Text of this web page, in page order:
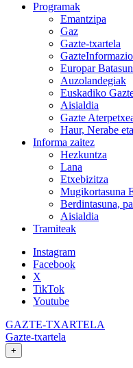
Programak
Emantzipa
Gaz
Gazte-txartela
Europar
Auzolandegiak
Euskadiko
Aisialdia
Gazte
Haur, Nerabe
Informa zaitez
Hezkuntza
Lana
Etxebizitza
Mugikortasuna
Berdintasuna,
Aisialdia
Tramiteak
Instagram
Facebook
X
TikTok
Youtube
GAZTE-TXARTELA
Gazte-txartela
+